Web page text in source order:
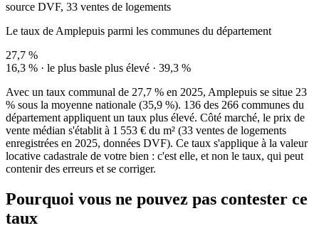
source DVF, 33 ventes de logements
Le taux de Amplepuis parmi les communes du département
27,7 %
16,3 % · le plus basle plus élevé · 39,3 %
Avec un taux communal de 27,7 % en 2025, Amplepuis se situe 23
% sous la moyenne nationale (35,9 %). 136 des 266 communes du
département appliquent un taux plus élevé. Côté marché, le prix de
vente médian s'établit à 1 553 € du m² (33 ventes de logements
enregistrées en 2025, données DVF). Ce taux s'applique à la valeur
locative cadastrale de votre bien : c'est elle, et non le taux, qui peut
contenir des erreurs et se corriger.
Pourquoi vous ne pouvez pas contester ce
taux